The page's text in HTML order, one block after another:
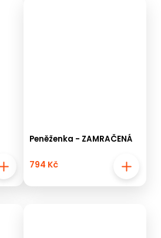
Peněženka - ZAMRAČENÁ
794 Kč